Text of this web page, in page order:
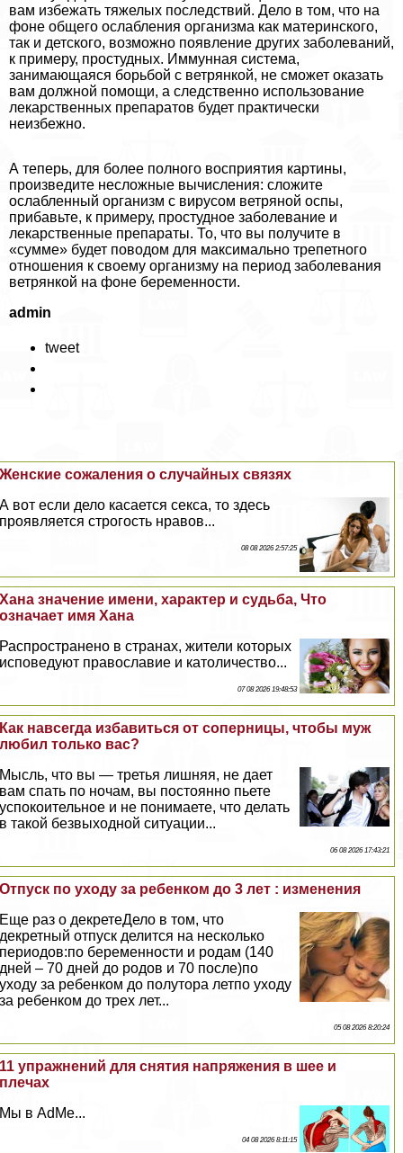
вам избежать тяжелых последствий. Дело в том, что на
фоне общего ослабления организма как материнского,
так и детского, возможно появление других заболеваний,
к примеру, простудных. Иммунная система,
занимающаяся борьбой с ветрянкой, не сможет оказать
вам должной помощи, а следственно использование
лекарственных препаратов будет пpaктически
неизбежно.
А теперь, для более полного восприятия картины,
произведите несложные вычисления: сложите
ослабленный организм с вирусом ветряной оспы,
прибавьте, к примеру, простудное заболевание и
лекарственные препараты. То, что вы получите в
«сумме» будет поводом для максимально трепетного
отношения к своему организму на период заболевания
ветрянкой на фоне беременности.
admin
tweet
Женские сожаления о случайных связях
А вот если дело касается ceкcа, то здесь
проявляется строгость нравов...
08 08 2026 2:57:25
Хана значение имени, хаpaктер и судьба, Что
означает имя Хана
Распространено в странах, жители которых
исповедуют православие и католичество...
07 08 2026 19:48:53
Как навсегда избавиться от соперницы, чтобы муж
любил только вас?
Мысль, что вы — третья лишняя, не дает
вам спать по ночам, вы постоянно пьете
успокоительное и не понимаете, что делать
в такой безвыходной ситуации...
06 08 2026 17:43:21
Отпуск по уходу за ребенком до 3 лет : изменения
Еще раз о декретеДело в том, что
декретный отпуск делится на несколько
периодов:по беременности и родам (140
дней – 70 дней до родов и 70 после)по
уходу за ребенком до полутора летпо уходу
за ребенком до трех лет...
05 08 2026 8:20:24
11 упражнений для снятия напряжения в шее и
плечах
Мы в AdMe...
04 08 2026 8:11:15